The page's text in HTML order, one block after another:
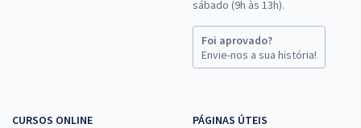
sábado (9h às 13h).
Foi aprovado?
Envie-nos a sua história!
CURSOS ONLINE
PÁGINAS ÚTEIS